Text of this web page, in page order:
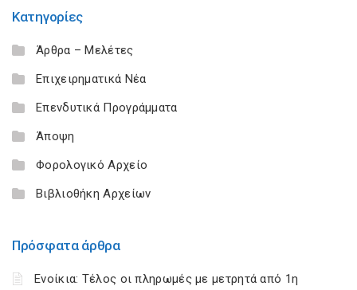
Κατηγορίες
Άρθρα – Μελέτες
Επιχειρηματικά Νέα
Επενδυτικά Προγράμματα
Άποψη
Φορολογικό Αρχείο
Βιβλιοθήκη Αρχείων
Πρόσφατα άρθρα
Ενοίκια: Τέλος οι πληρωμές με μετρητά από 1η